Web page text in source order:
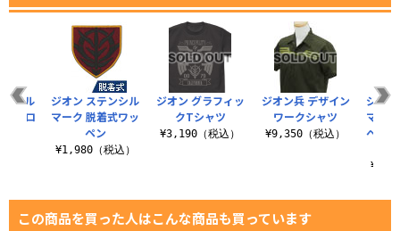
ジオン グラフィッ
クTシャツ
¥3,190（税込）
ジオン兵 デザイン
ワークシャツ
¥9,350（税込）
ジオ
マー
ペン
シル
ン ロ
ジオン ステンシル
マーク 脱着式ワッ
ペン
¥1,980（税込）
この商品を買った人はこんな商品も買っています